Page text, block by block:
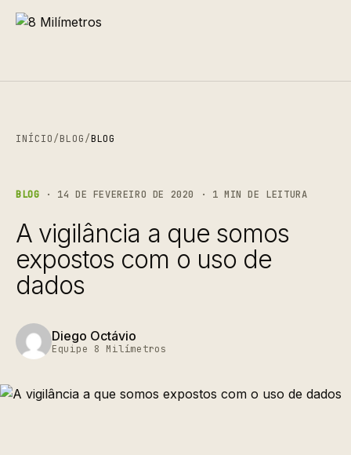
INÍCIO/BLOG/BLOG
BLOG · 14 DE FEVEREIRO DE 2020 · 1 MIN DE LEITURA
A vigilância a que somos
expostos com o uso de
dados
Diego Octávio
Equipe 8 Milímetros